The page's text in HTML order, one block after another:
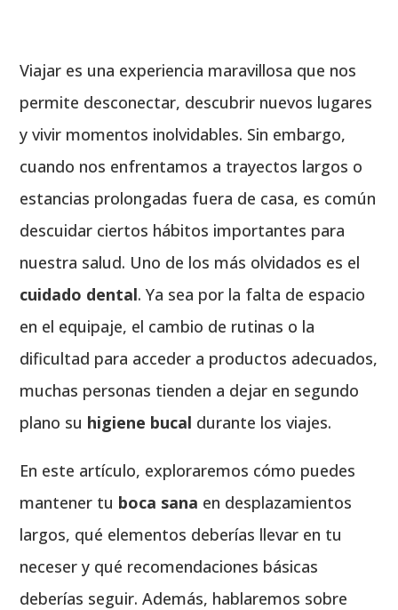
Viajar es una experiencia maravillosa que nos
permite desconectar, descubrir nuevos lugares
y vivir momentos inolvidables. Sin embargo,
cuando nos enfrentamos a trayectos largos o
estancias prolongadas fuera de casa, es común
descuidar ciertos hábitos importantes para
nuestra salud. Uno de los más olvidados es el
cuidado dental. Ya sea por la falta de espacio
en el equipaje, el cambio de rutinas o la
dificultad para acceder a productos adecuados,
muchas personas tienden a dejar en segundo
plano su higiene bucal durante los viajes.
En este artículo, exploraremos cómo puedes
mantener tu boca sana en desplazamientos
largos, qué elementos deberías llevar en tu
neceser y qué recomendaciones básicas
deberías seguir. Además, hablaremos sobre